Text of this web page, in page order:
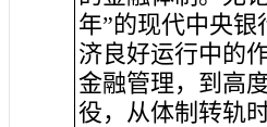
年”的现代中央
济良好运行中的
金融管理，到高
役，从体制转轨